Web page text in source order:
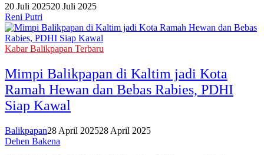
20 Juli 202520 Juli 2025
Reni Putri
Kabar Balikpapan Terbaru
Mimpi Balikpapan di Kaltim jadi Kota
Ramah Hewan dan Bebas Rabies, PDHI
Siap Kawal
Balikpapan28 April 202528 April 2025
Dehen Bakena